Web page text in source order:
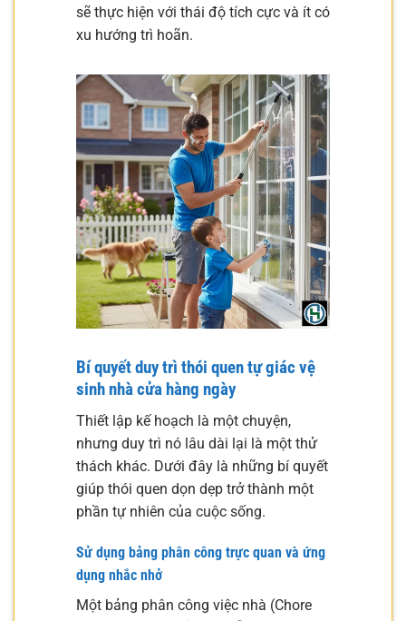
sẽ thực hiện với thái độ tích cực và ít có
xu hướng trì hoãn.
Bí quyết duy trì thói quen tự giác vệ
sinh nhà cửa hàng ngày
Thiết lập kế hoạch là một chuyện,
nhưng duy trì nó lâu dài lại là một thử
thách khác. Dưới đây là những bí quyết
giúp thói quen dọn dẹp trở thành một
phần tự nhiên của cuộc sống.
Sử dụng bảng phân công trực quan và ứng
dụng nhắc nhở
Một bảng phân công việc nhà (Chore